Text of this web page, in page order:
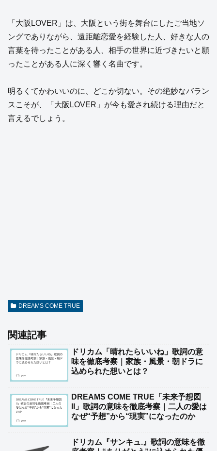
「大阪LOVER」は、大阪という街を舞台にしたご当地ソ
ングでありながら、遠距離恋愛を経験した人、好きな人の
言葉を待ったことがある人、相手の世界に近づきたいと願
ったことがある人に深く響く名曲です。
明るくてかわいいのに、どこか切ない。その絶妙なバラン
スこそが、「大阪LOVER」が今も愛され続ける理由だと
言えるでしょう。
DREAMS COME TRUE
関連記事
ドリカム「晴れたらいいね」歌詞の意
味を徹底考察｜家族・風景・朝ドラに
込められた想いとは？
DREAMS COME TRUE「未来予想図
II」歌詞の意味を徹底考察｜二人の愛は
なぜ“予想”から“現実”になったのか
ドリカム『サンキュ.』歌詞の意味を徹